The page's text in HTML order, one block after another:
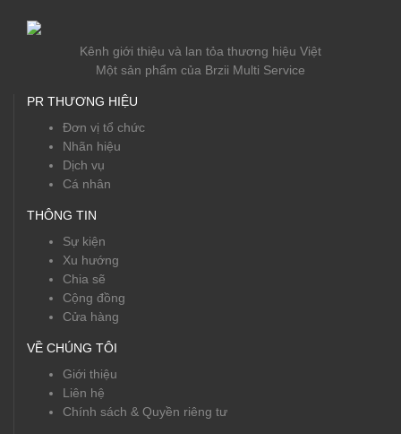
Kênh giới thiệu và lan tỏa thương hiệu Việt
Một sản phẩm của Brzii Multi Service
PR THƯƠNG HIỆU
Đơn vị tổ chức
Nhãn hiệu
Dịch vụ
Cá nhân
THÔNG TIN
Sự kiện
Xu hướng
Chia sẽ
Cộng đồng
Cửa hàng
VỀ CHÚNG TÔI
Giới thiệu
Liên hệ
Chính sách & Quyền riêng tư